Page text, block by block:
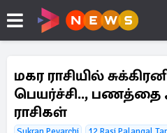
மகர ராசியில்
பெயர்ச்சி..,
ராசிகள்